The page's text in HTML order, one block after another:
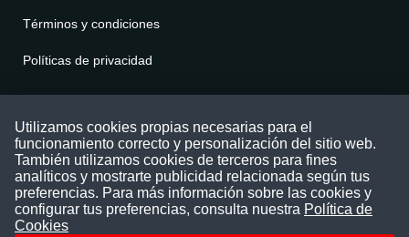
Términos y condiciones
Políticas de privacidad
Puede comunicarse con nosotros a través
nuestras redes sociales o del correo:
contacto@convocatoriasdetrabajo.com
Siguenos en:
Utilizamos cookies propias necesarias para el
funcionamiento correcto y personalización del sitio web.
También utilizamos cookies de terceros para fines
analíticos y mostrarte publicidad relacionada según tus
preferencias. Para más información sobre las cookies y
configurar tus preferencias, consulta nuestra Política de
Cookies